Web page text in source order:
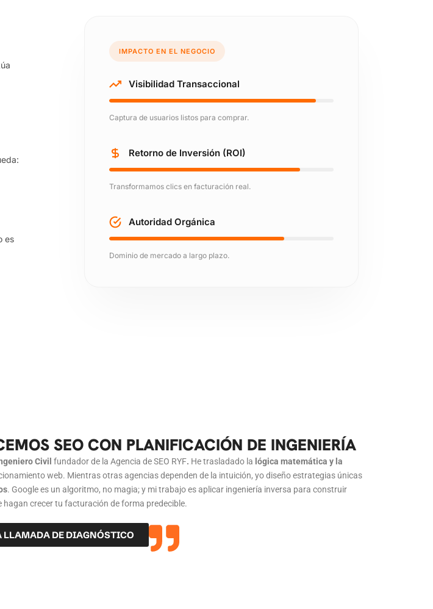
es
IMPACTO EN EL NEGOCIO
Visibilidad Transaccional
Captura de usuarios listos para comprar.
Retorno de Inversión (ROI)
Transformamos clics en facturación real.
Autoridad Orgánica
Dominio de mercado a largo plazo.
SEO CON PLANIFICACIÓN DE INGENIERÍA
Civil fundador de la Agencia de SEO RYF. He trasladado la lógica matemática y la
web. Mientras otras agencias dependen de la intuición, yo diseño estrategias únicas
. Google es un algoritmo, no magia; y mi trabajo es aplicar ingeniería inversa para construir
hagan crecer tu facturación de forma predecible.
LLAMADA DE DIAGNÓSTICO